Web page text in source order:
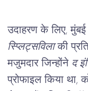
उदाहरण के लिए, मुंबई
स्प्लिट्सविला की
मजुमदार जिन्होंने द
प्रोफाइल किया था,